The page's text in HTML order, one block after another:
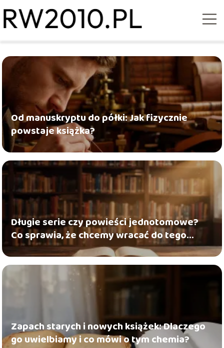
Od manuskryptu do półki: Jak fizycznie
powstaje książka?
Długie serie czy powieści jednotomowe?
Co sprawia, że chcemy wracać do tego
samego świata
Zapach starych i nowych książek: Dlaczego
go uwielbiamy i co mówi o tym chemia?